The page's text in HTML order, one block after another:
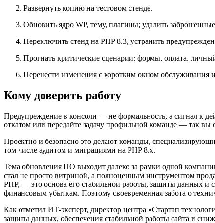
Развернуть копию на тестовом стенде.
Обновить ядро WP, тему, плагины; удалить
Переключить стенд на PHP 8.3, устранить
Прогнать критические сценарии: формы, оплата,
Перенести изменения с коротким окном обслуживания
Кому доверить работу
Предупреждение в консоли — не формальность, а сигнал к
откатом или передайте задачу профильной команде — так вы
Проектно и безопасно это делают команды,
том числе аудитом и миграциями на PHP 8.x.
Тема обновления ПО выходит далеко за рамки одной
стал не просто витриной, а полноценным инструментом
PHP, — это основа его стабильной работы, защиты данных и
финансовым убыткам. Поэтому своевременная забота о
Как отметил ИТ-эксперт, директор центра «Стартап
защиты данных, обеспечения стабильной работы сайта и